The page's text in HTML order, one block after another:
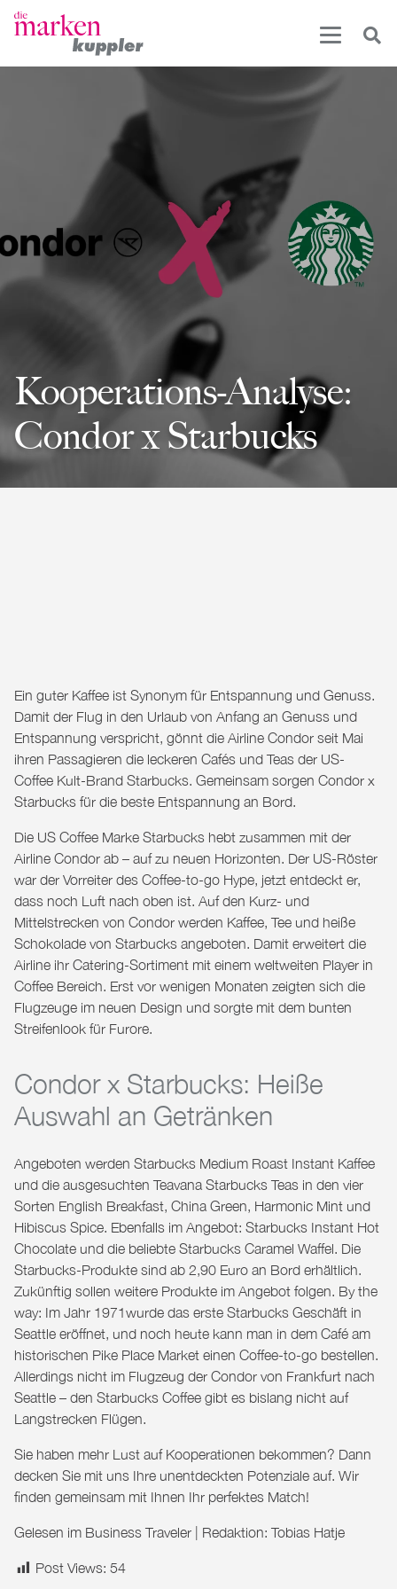
Kooperations-Analyse:
Condor x Starbucks
Ein guter Kaffee ist Synonym für Entspannung und Genuss.
Damit der Flug in den Urlaub von Anfang an Genuss und
Entspannung verspricht, gönnt die Airline Condor seit Mai
ihren Passagieren die leckeren Cafés und Teas der US-
Coffee Kult-Brand Starbucks. Gemeinsam sorgen Condor x
Starbucks für die beste Entspannung an Bord.
Die US Coffee Marke Starbucks hebt zusammen mit der
Airline Condor ab – auf zu neuen Horizonten. Der US-Röster
war der Vorreiter des Coffee-to-go Hype, jetzt entdeckt er,
dass noch Luft nach oben ist. Auf den Kurz- und
Mittelstrecken von Condor werden Kaffee, Tee und heiße
Schokolade von Starbucks angeboten. Damit erweitert die
Airline ihr Catering-Sortiment mit einem weltweiten Player in
Coffee Bereich. Erst vor wenigen Monaten zeigten sich die
Flugzeuge im neuen Design und sorgte mit dem bunten
Streifenlook für Furore.
Condor x Starbucks: Heiße
Auswahl an Getränken
Angeboten werden Starbucks Medium Roast Instant Kaffee
und die ausgesuchten Teavana Starbucks Teas in den vier
Sorten English Breakfast, China Green, Harmonic Mint und
Hibiscus Spice. Ebenfalls im Angebot: Starbucks Instant Hot
Chocolate und die beliebte Starbucks Caramel Waffel. Die
Starbucks-Produkte sind ab 2,90 Euro an Bord erhältlich.
Zukünftig sollen weitere Produkte im Angebot folgen. By the
way: Im Jahr 1971wurde das erste Starbucks Geschäft in
Seattle eröffnet, und noch heute kann man in dem Café am
historischen Pike Place Market einen Coffee-to-go bestellen.
Allerdings nicht im Flugzeug der Condor von Frankfurt nach
Seattle – den Starbucks Coffee gibt es bislang nicht auf
Langstrecken Flügen.
Sie haben mehr Lust auf Kooperationen bekommen? Dann
decken Sie mit uns Ihre unentdeckten Potenziale auf. Wir
finden gemeinsam mit Ihnen Ihr perfektes Match!
Gelesen im Business Traveler | Redaktion: Tobias Hatje
Post Views: 54